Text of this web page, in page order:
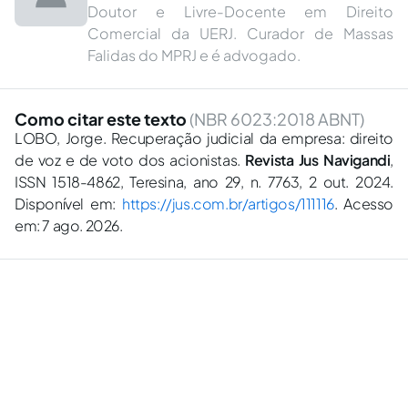
Doutor e Livre-Docente em Direito
Comercial da UERJ. Curador de Massas
Falidas do MPRJ e é advogado.
Como citar este texto (NBR 6023:2018 ABNT)
LOBO, Jorge. Recuperação judicial da empresa: direito
de voz e de voto dos acionistas. Revista Jus Navigandi,
ISSN 1518-4862, Teresina, ano 29, n. 7763, 2 out. 2024.
Disponível em: https://jus.com.br/artigos/111116. Acesso
em: 7 ago. 2026.